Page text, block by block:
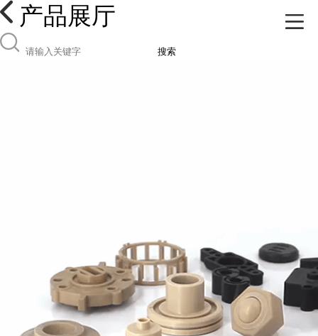
产品展厅
搜索